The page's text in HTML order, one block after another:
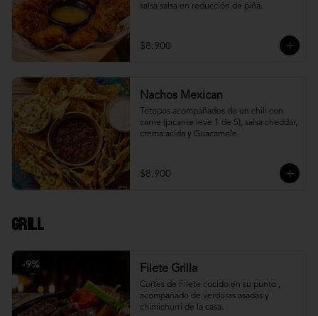
salsa salsa en reducción de piña.
$8.900
Nachos Mexican
Totopos acompañados de un chili con
carne (picante leve 1 de 5), salsa cheddar,
crema acida y Guacamole.
$8.900
Grill
-9% Filete Grilla
Cortes de Filete cocido en su punto ,
acompañado de verduras asadas y
chimichurri de la casa.